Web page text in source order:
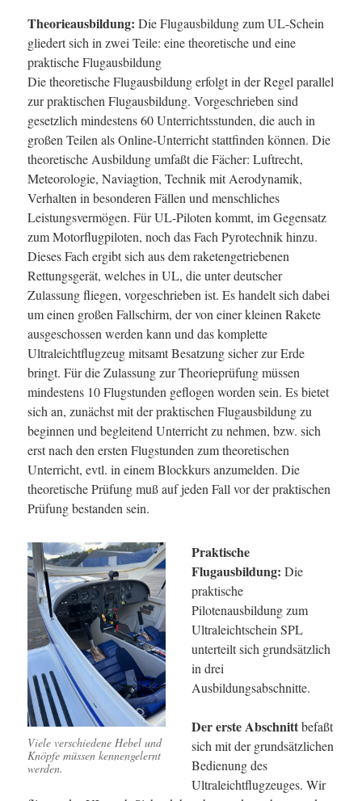
Theorieausbildung: Die Flugausbildung zum UL-Schein
gliedert sich in zwei Teile: eine theoretische und eine
praktische Flugausbildung
Die theoretische Flugausbildung erfolgt in der Regel parallel
zur praktischen Flugausbildung. Vorgeschrieben sind
gesetzlich mindestens 60 Unterrichtsstunden, die auch in
großen Teilen als Online-Unterricht stattfinden können. Die
theoretische Ausbildung umfaßt die Fächer: Luftrecht,
Meteorologie, Naviagtion, Technik mit Aerodynamik,
Verhalten in besonderen Fällen und menschliches
Leistungsvermögen. Für UL-Piloten kommt, im Gegensatz
zum Motorflugpiloten, noch das Fach Pyrotechnik hinzu.
Dieses Fach ergibt sich aus dem raketengetriebenen
Rettungsgerät, welches in UL, die unter deutscher
Zulassung fliegen, vorgeschrieben ist. Es handelt sich dabei
um einen großen Fallschirm, der von einer kleinen Rakete
ausgeschossen werden kann und das komplette
Ultraleichtflugzeug mitsamt Besatzung sicher zur Erde
bringt. Für die Zulassung zur Theorieprüfung müssen
mindestens 10 Flugstunden geflogen worden sein. Es bietet
sich an, zunächst mit der praktischen Flugausbildung zu
beginnen und begleitend Unterricht zu nehmen, bzw. sich
erst nach den ersten Flugstunden zum theoretischen
Unterricht, evtl. in einem Blockkurs anzumelden. Die
theoretische Prüfung muß auf jeden Fall vor der praktischen
Prüfung bestanden sein.
Viele verschiedene Hebel und
Knöpfe müssen kennengelernt
werden.
Praktische
Flugausbildung: Die
praktische
Pilotenausbildung zum
Ultraleichtschein SPL
unterteilt sich grundsätzlich
in drei
Ausbildungsabschnitte.
Der erste Abschnittbefaßt
sich mit der grundsätzlichen
Bedienung des
Ultraleichtflugzeuges. Wir